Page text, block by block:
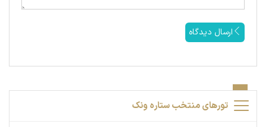
ارسال دیدگاه
تورهای منتخب ستاره ونک